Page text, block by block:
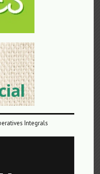
Integrals